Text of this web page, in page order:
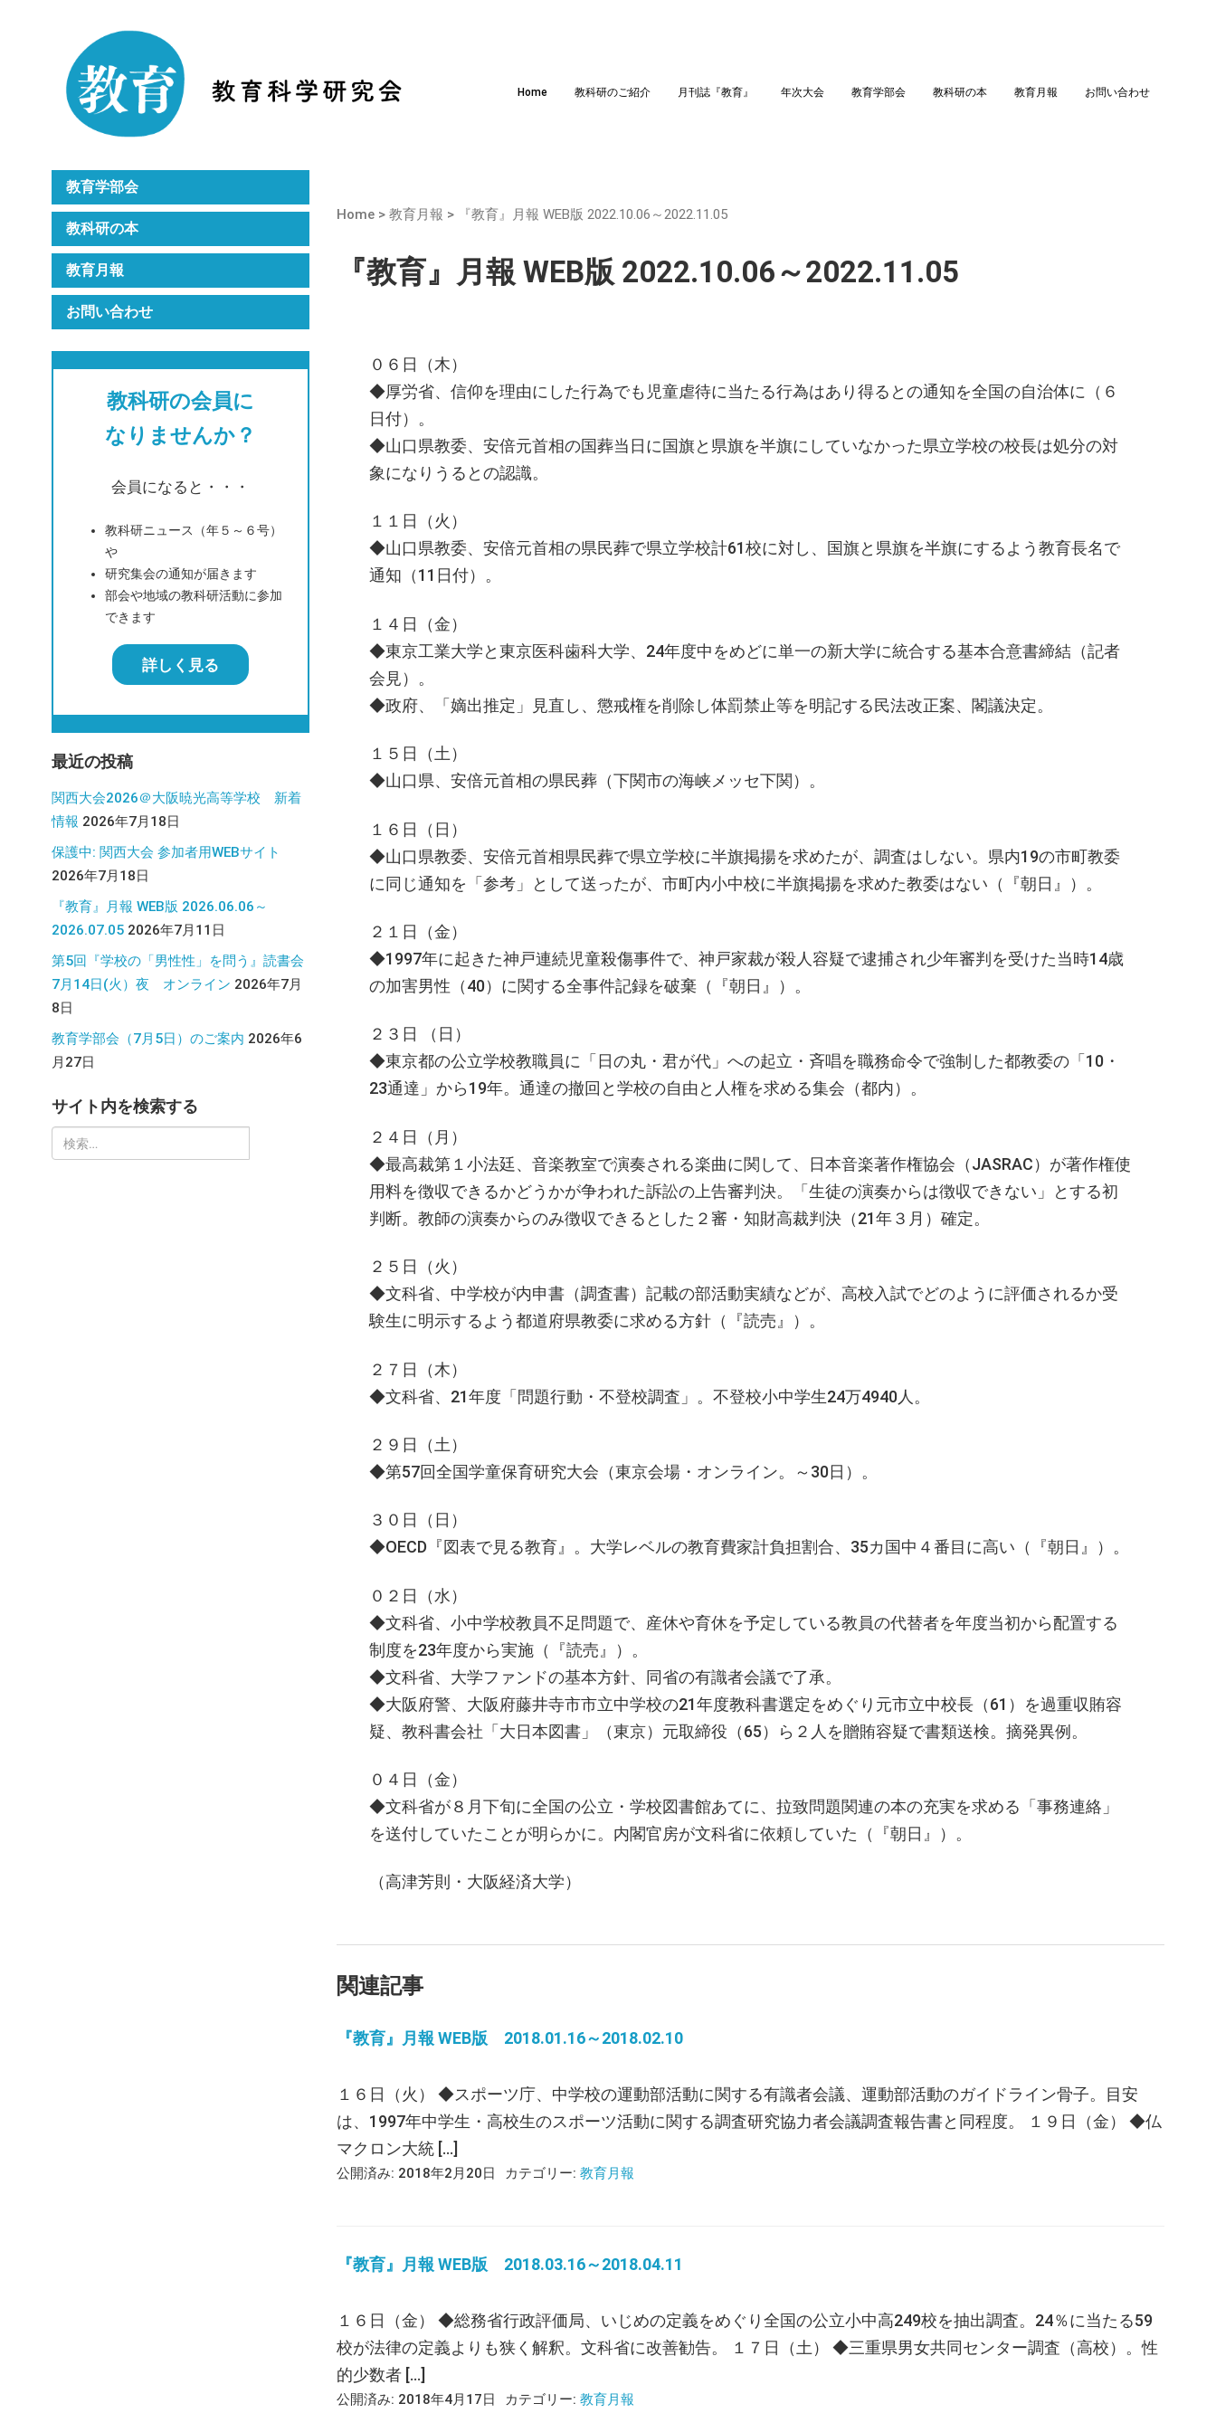
Home 教科研のご紹介 月刊誌『教育』 年次大会 教育学部会 教科研の本 教育月報 お問い合わせ
Home > 教育月報 > 『教育』月報 WEB版 2022.10.06～2022.11.05
『教育』月報 WEB版 2022.10.06～2022.11.05
０６日（木）
◆厚労省、信仰を理由にした行為でも児童虐待に当たる行為はあり得るとの通知を全国の自治体に（６
日付）。
◆山口県教委、安倍元首相の国葬当日に国旗と県旗を半旗にしていなかった県立学校の校長は処分の対
象になりうるとの認識。
１１日（火）
◆山口県教委、安倍元首相の県民葬で県立学校計61校に対し、国旗と県旗を半旗にするよう教育長名で
通知（11日付）。
１４日（金）
◆東京工業大学と東京医科歯科大学、24年度中をめどに単一の新大学に統合する基本合意書締結（記者
会見）。
◆政府、「嫡出推定」見直し、懲戒権を削除し体罰禁止等を明記する民法改正案、閣議決定。
１５日（土）
◆山口県、安倍元首相の県民葬（下関市の海峡メッセ下関）。
１６日（日）
◆山口県教委、安倍元首相県民葬で県立学校に半旗掲揚を求めたが、調査はしない。県内19の市町教委
に同じ通知を「参考」として送ったが、市町内小中校に半旗掲揚を求めた教委はない（『朝日』）。
２１日（金）
◆1997年に起きた神戸連続児童殺傷事件で、神戸家裁が殺人容疑で逮捕され少年審判を受けた当時14歳
の加害男性（40）に関する全事件記録を破棄（『朝日』）。
２３日 （日）
◆東京都の公立学校教職員に「日の丸・君が代」への起立・斉唱を職務命令で強制した都教委の「10・
23通達」から19年。通達の撤回と学校の自由と人権を求める集会（都内）。
２４日（月）
◆最高裁第１小法廷、音楽教室で演奏される楽曲に関して、日本音楽著作権協会（JASRAC）が著作権使
用料を徴収できるかどうかが争われた訴訟の上告審判決。「生徒の演奏からは徴収できない」とする初
判断。教師の演奏からのみ徴収できるとした２審・知財高裁判決（21年３月）確定。
２５日（火）
◆文科省、中学校が内申書（調査書）記載の部活動実績などが、高校入試でどのように評価されるか受
験生に明示するよう都道府県教委に求める方針（『読売』）。
２７日（木）
◆文科省、21年度「問題行動・不登校調査」。不登校小中学生24万4940人。
２９日（土）
◆第57回全国学童保育研究大会（東京会場・オンライン。～30日）。
３０日（日）
◆OECD『図表で見る教育』。大学レベルの教育費家計負担割合、35カ国中４番目に高い（『朝日』）。
０２日（水）
◆文科省、小中学校教員不足問題で、産休や育休を予定している教員の代替者を年度当初から配置する
制度を23年度から実施（『読売』）。
◆文科省、大学ファンドの基本方針、同省の有識者会議で了承。
◆大阪府警、大阪府藤井寺市市立中学校の21年度教科書選定をめぐり元市立中校長（61）を過重収賄容
疑、教科書会社「大日本図書」（東京）元取締役（65）ら２人を贈賄容疑で書類送検。摘発異例。
０４日（金）
◆文科省が８月下旬に全国の公立・学校図書館あてに、拉致問題関連の本の充実を求める「事務連絡」
を送付していたことが明らかに。内閣官房が文科省に依頼していた（『朝日』）。
（高津芳則・大阪経済大学）
関連記事
『教育』月報 WEB版 2018.01.16～2018.02.10
１６日（火） ◆スポーツ庁、中学校の運動部活動に関する有識者会議、運動部活動のガイドライン骨子。目安
は、1997年中学生・高校生のスポーツ活動に関する調査研究協力者会議調査報告書と同程度。 １９日（金） ◆仏
マクロン大統 […]
公開済み: 2018年2月20日 カテゴリー: 教育月報
『教育』月報 WEB版 2018.03.16～2018.04.11
１６日（金） ◆総務省行政評価局、いじめの定義をめぐり全国の公立小中高249校を抽出調査。24％に当たる59
校が法律の定義よりも狭く解釈。文科省に改善勧告。 １７日（土） ◆三重県男女共同センター調査（高校）。性
的少数者 […]
公開済み: 2018年4月17日 カテゴリー: 教育月報
教科研のご紹介
月刊誌『教育』
教育学部会
教科研の本
教育月報
お問い合わせ
教科研の会員に
なりませんか？
会員になると・・・
教科研ニュース（年５～６号）
や
研究集会の通知が届きます
部会や地域の教科研活動に参加
できます
詳しく見る
最近の投稿
関西大会2026＠大阪暁光高等学校 新着
情報 2026年7月18日
保護中: 関西大会 参加者用WEBサイト
2026年7月18日
『教育』月報 WEB版 2026.06.06～
2026.07.05 2026年7月11日
第5回『学校の「男性性」を問う』読書会
7月14日(火）夜 オンライン 2026年7月
8日
教育学部会（7月5日）のご案内 2026年6
月27日
サイト内を検索する
検
索: